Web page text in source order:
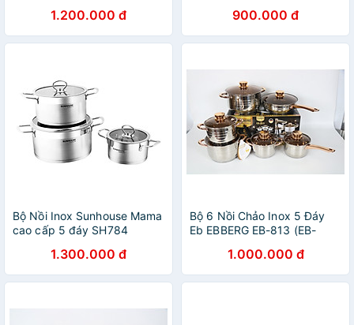
1.200.000 đ 900.000 đ
Bộ Nồi Inox Sunhouse Mama
cao cấp 5 đáy SH784
cho mọi loại bếp - Hàng
chính hãng
1.300.000 đ
Bộ 6 Nồi Chảo Inox 5 Đáy
Eb EBBERG EB-813 (EB-
Dùng Mọi Bếp - Hàng Chính
Hãng
1.000.000 đ